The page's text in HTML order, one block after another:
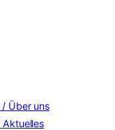
/ Über uns